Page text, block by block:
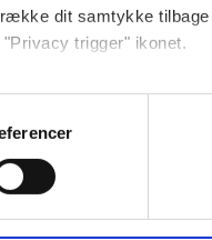
dit samtykke
trigger" ikonet.
placering, der kan være